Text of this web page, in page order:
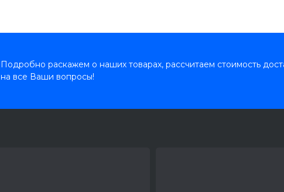
Подробно раскажем о наших товарах, рассчитаем стоимость
на все Ваши вопросы!